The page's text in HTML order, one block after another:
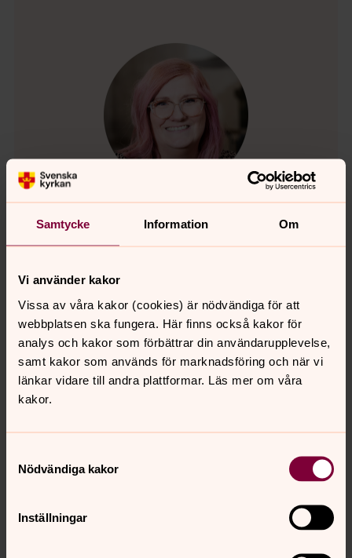
Samtycke Information Om
Vi använder kakor
Vissa av våra kakor (cookies) är nödvändiga för att
webbplatsen ska fungera. Här finns också kakor för
analys och kakor som förbättrar din användarupplevelse,
samt kakor som används för marknadsföring och när vi
länkar vidare till andra plattformar. Läs mer om våra
kakor.
Nödvändiga kakor
Inställningar
Församlingspedagog - ungdom/konfirmation,
Avesta-Grytnäs församling
Direkt:0226-46 47 22
E-post:mia.linden@svenskakyrkan.se
innehåll?
Dela